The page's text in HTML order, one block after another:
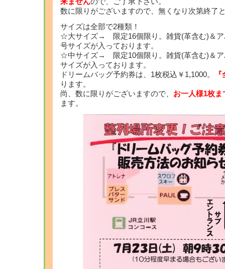
数に限りがございますので、無くなり次第終了
サイズは全部で2種類！
☆大サイズ→ 限定16個限り。雑貨(革含む)＆ア
号サイズが入っております。
☆中サイズ→ 限定10個限り。雑貨(革含む)＆ア
サイズが入っております。
ドリームバッグ予約券は、1枚税込￥1,1000。
ります。
尚、数に限りがございますので、 お一人様1枚ま
ます。